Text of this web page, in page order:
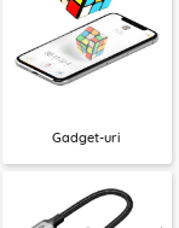
Gadget-uri